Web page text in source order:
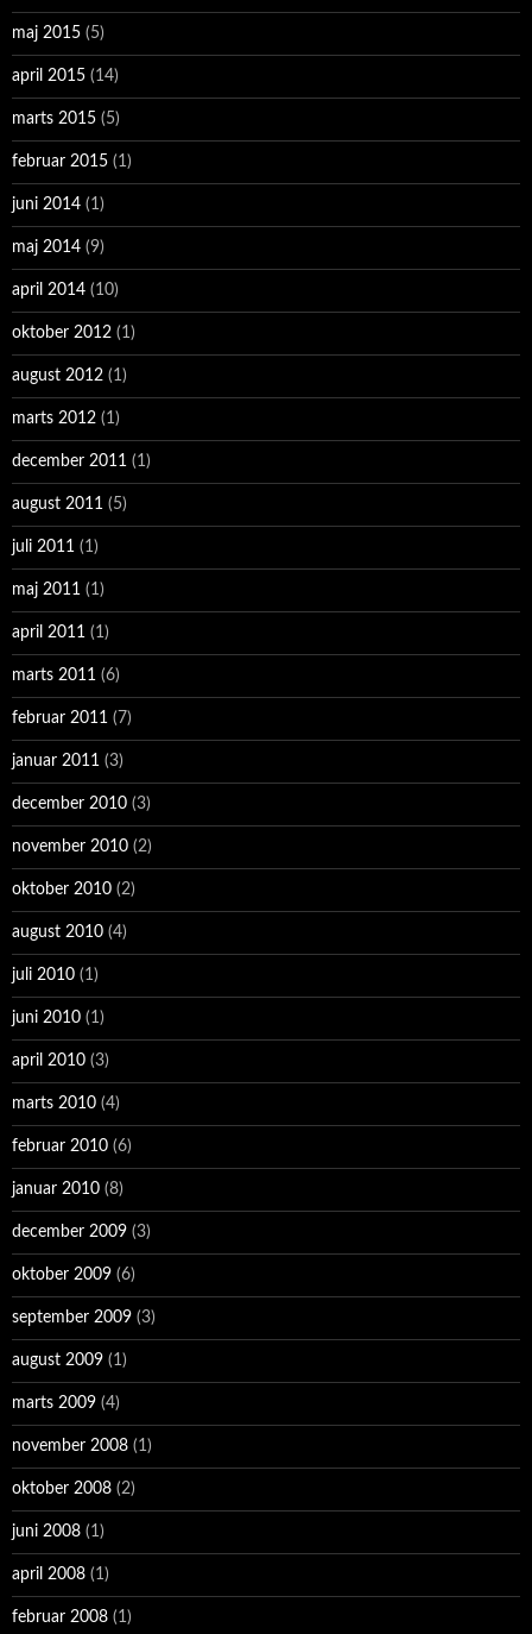
maj 2015 (5)
april 2015 (14)
marts 2015 (5)
februar 2015 (1)
juni 2014 (1)
maj 2014 (9)
april 2014 (10)
oktober 2012 (1)
august 2012 (1)
marts 2012 (1)
december 2011 (1)
august 2011 (5)
juli 2011 (1)
maj 2011 (1)
april 2011 (1)
marts 2011 (6)
februar 2011 (7)
januar 2011 (3)
december 2010 (3)
november 2010 (2)
oktober 2010 (2)
august 2010 (4)
juli 2010 (1)
juni 2010 (1)
april 2010 (3)
marts 2010 (4)
februar 2010 (6)
januar 2010 (8)
december 2009 (3)
oktober 2009 (6)
september 2009 (3)
august 2009 (1)
marts 2009 (4)
november 2008 (1)
oktober 2008 (2)
juni 2008 (1)
april 2008 (1)
februar 2008 (1)